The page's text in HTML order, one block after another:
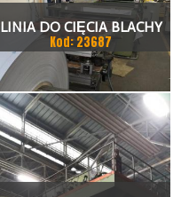
LINIA DO CIĘCIA BLACHY
1.500 X 1,5 (2,5) MM
Kod: 23687